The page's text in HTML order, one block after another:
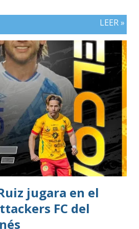
LEER »
jugara en el
FC del